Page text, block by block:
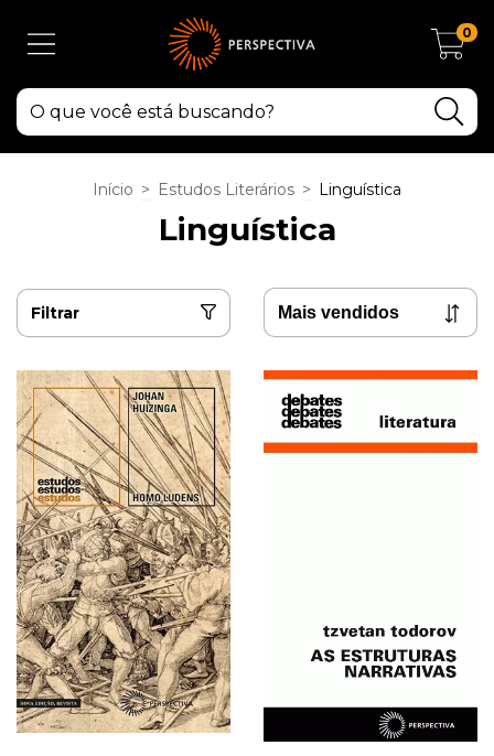
0
Início > Estudos Literários > Linguística
Linguística
Filtrar